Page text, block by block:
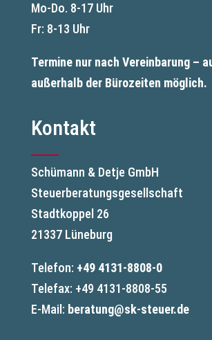
Mo-Do. 8-17 Uhr
Fr: 8-13 Uhr
Termine nur nach Vereinbarung –
außerhalb der Bürozeiten möglich.
Kontakt
Schümann & Detje GmbH
Steuerberatungsgesellschaft
Stadtkoppel 26
21337 Lüneburg
Telefon: +49 4131-8808-0
Telefax: +49 4131-8808-55
E-Mail: beratung@sk-steuer.de